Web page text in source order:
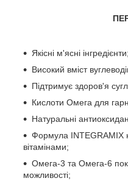
Якісні м'ясні інгредієнти;
Високий вміст
Підтримує здоров'я
Кислоти Омега для
Натуральні
Формула INTEGRAMIX
вітамінами;
Омега-3 та Омега-6
можливості;